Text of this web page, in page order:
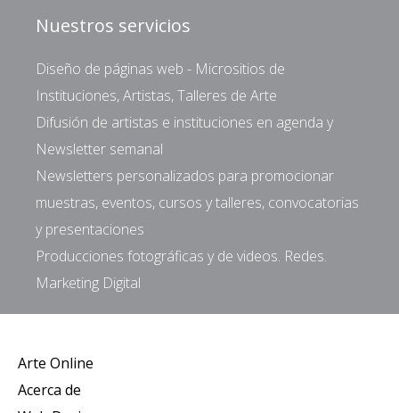
Nuestros servicios
Diseño de páginas web - Micrositios de
Instituciones, Artistas, Talleres de Arte
Difusión de artistas e instituciones en agenda y
Newsletter semanal
Newsletters personalizados para promocionar
muestras, eventos, cursos y talleres, convocatorias
y presentaciones
Producciones fotográficas y de videos. Redes.
Marketing Digital
Arte Online
Acerca de